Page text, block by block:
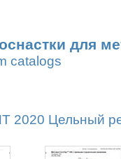
для
catalogs
2020 Цельный